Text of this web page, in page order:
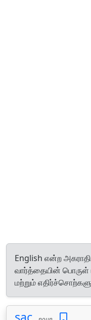
English என்ற
வார்த்தையின்
மற்றும்